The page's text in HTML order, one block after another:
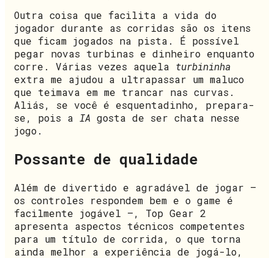
Outra coisa que facilita a vida do
jogador durante as corridas são os itens
que ficam jogados na pista. É possível
pegar novas turbinas e dinheiro enquanto
corre. Várias vezes aquela turbininha
extra me ajudou a ultrapassar um maluco
que teimava em me trancar nas curvas.
Aliás, se você é esquentadinho, prepara-
se, pois a IA gosta de ser chata nesse
jogo.
Possante de qualidade
Além de divertido e agradável de jogar —
os controles respondem bem e o game é
facilmente jogável —, Top Gear 2
apresenta aspectos técnicos competentes
para um título de corrida, o que torna
ainda melhor a experiência de jogá-lo,